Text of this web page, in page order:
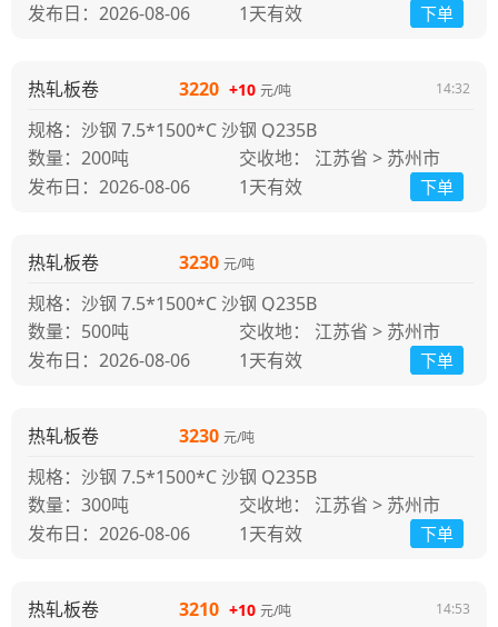
发布日：2026-08-06 下单
1天有效
热轧板卷 3220 +10 元/吨 14:32
发布日：2026-08-06
规格：沙钢 7.5*1500*C 沙钢 Q235B
下单
200吨
交收地： 江苏省 > 苏州市
1天有效
热轧板卷 3230 元/吨
发布日：2026-08-06
规格：沙钢 7.5*1500*C 沙钢 Q235B
下单
500吨
交收地： 江苏省 > 苏州市
1天有效
热轧板卷 3230 元/吨
发布日：2026-08-06
规格：沙钢 7.5*1500*C 沙钢 Q235B
下单
300吨
交收地： 江苏省 > 苏州市
1天有效
热轧板卷 3210 +10 元/吨 14:53